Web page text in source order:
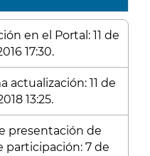
en el Portal: 11 de
17:30.
actualización: 11 de
13:25.
presentación de
participación: 7 de